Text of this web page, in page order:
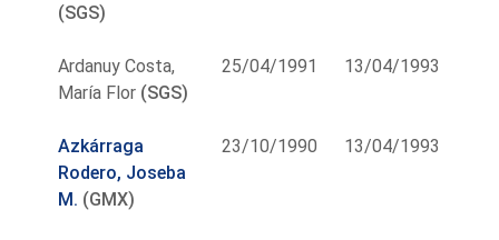
(SGS)
Ardanuy Costa,
María Flor (SGS)
25/04/1991 13/04/1993
Azkárraga
Rodero, Joseba
M. (GMX)
23/10/1990 13/04/1993